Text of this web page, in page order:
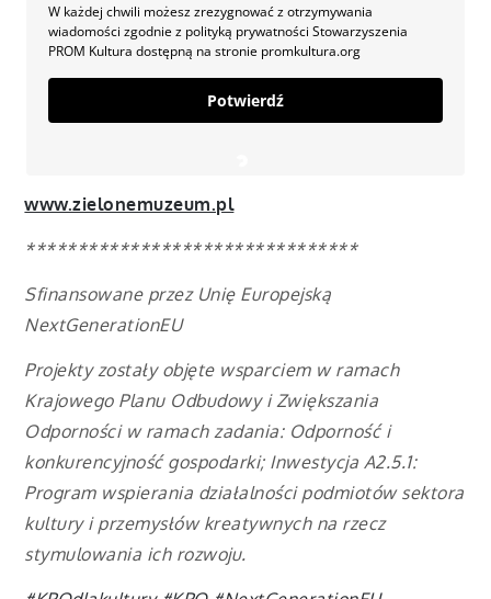
W każdej chwili możesz zrezygnować z otrzymywania
wiadomości zgodnie z polityką prywatności Stowarzyszenia
PROM Kultura dostępną na stronie promkultura.org
Potwierdź
www.zielonemuzeum.pl
********************************
Sfinansowane przez Unię Europejską
NextGenerationEU
Projekty zostały objęte wsparciem w ramach
Krajowego Planu Odbudowy i Zwiększania
Odporności w ramach zadania: Odporność i
konkurencyjność gospodarki; Inwestycja A2.5.1:
Program wspierania działalności podmiotów sektora
kultury i przemysłów kreatywnych na rzecz
stymulowania ich rozwoju.